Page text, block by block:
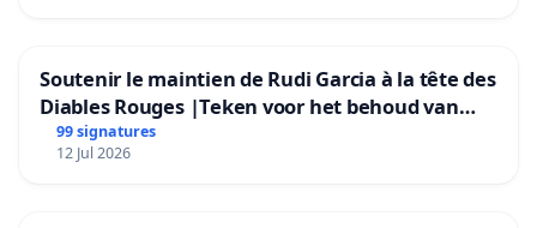
Soutenir le maintien de Rudi Garcia à la tête des
Diables Rouges |Teken voor het behoud van
Rudi Garcia als bondscoach
99 signatures
12 Jul 2026